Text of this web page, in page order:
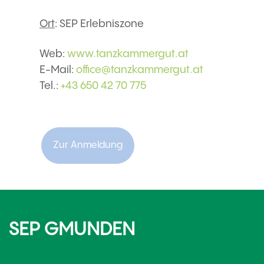
Ort: SEP Erlebniszone
Web: www.tanzkammergut.at
E-Mail: office@tanzkammergut.at
Tel.: +43 650 42 70 775
Zur Anmeldung
SEP GMUNDEN